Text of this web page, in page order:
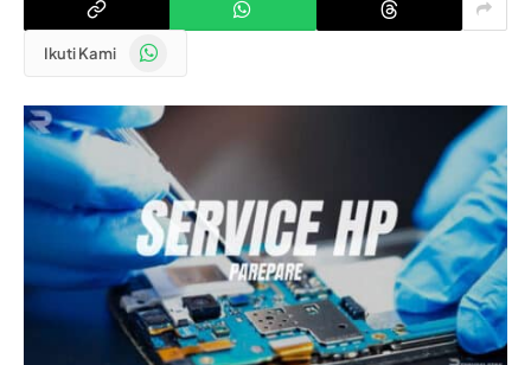
Ikuti Kami WhatsApp